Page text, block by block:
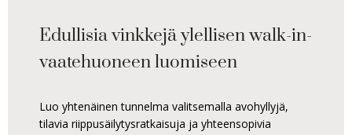
Edullisia vinkkejä ylellisen walk-in-
vaatehuoneen luomiseen
Luo yhtenäinen tunnelma valitsemalla avohyllyjä,
tilavia riippusäilytysratkaisuja ja yhteensopivia